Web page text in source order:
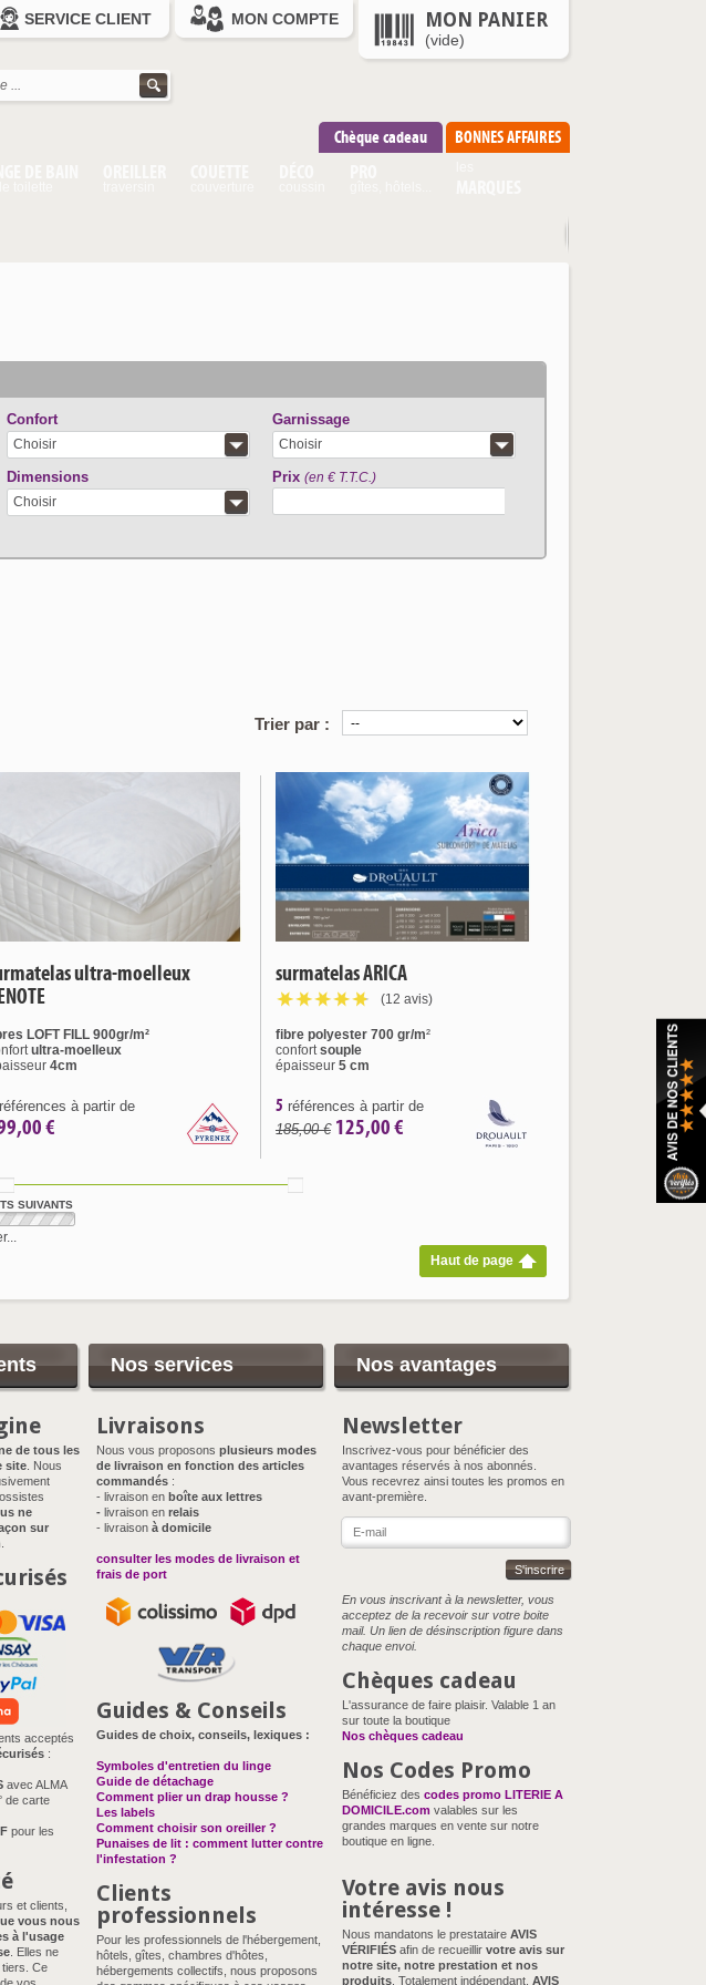
SERVICE CLIENT MON COMPTE MON PANIER
(vide)
BONNES AFFAIRES
Chèque cadeau
Confort
Choisir
Garnissage
Choisir
Dimensions
Choisir
Prix (en € T.T.C.)
Trier par :
ultra-moelleux
LOFT FILL 900gr/m²
ultra-moelleux
4cm
références à partir de
€
surmatelas ARICA
(12 avis)
fibre polyester 700 gr/m²
confortsouple
épaisseur 5 cm
5 références à partir de
185,00 € 125,00 €
SUIVANTS
Haut de page
de tous les
site . Nous
ne
sur
acceptés
:
avec ALMA
de carte
pour les
et clients,
vous nous
à l'usage
. Elles ne
Ce
Nos services
Livraisons
Nous vous proposons plusieurs modes
de livraison en fonction des articles
commandés :
- livraison en boîte aux lettres
- livraison en relais
- livraison à domicile
consulter les modes de livraison et
frais de port
Guides & Conseils
Guides de choix, conseils, lexiques :
Symboles d'entretien du linge
Guide de détachage
Comment plier un drap housse ?
Les labels
Comment choisir son oreiller ?
Punaises de lit : comment lutter contre
l'infestation ?
Clients
professionnels
Pour les professionnels de l'hébergement,
hôtels, gîtes, chambres d'hôtes,
hébergements collectifs, nous proposons
Nos avantages
Newsletter
Inscrivez-vous pour bénéficier des
avantages réservés à nos abonnés.
Vous recevrez ainsi toutes les promos en
avant-première.
S'inscrire
En vous inscrivant à la newsletter, vous
acceptez de la recevoir sur votre boite
mail. Un lien de désinscription figure dans
chaque envoi.
Chèques cadeau
L'assurance de faire plaisir. Valable 1 an
sur toute la boutique
Nos chèques cadeau
Nos Codes Promo
Bénéficiez des codes promo LITERIE A
DOMICILE.com valables sur les
grandes marques en vente sur notre
boutique en ligne.
Votre avis nous
intéresse !
Nous mandatons le prestataire AVIS
VÉRIFIÉS afin de recueillir votre avis sur
notre site, notre prestation et nos
produits . Totalement indépendant, AVIS